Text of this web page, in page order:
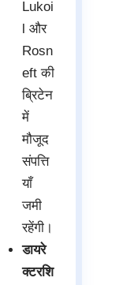
Lukoi
l और
Rosn
eft की
ब्रिटेन
में
मौजूद
संपत्ति
याँ
जमी
रहेंगी।
डायरे
क्टरशि